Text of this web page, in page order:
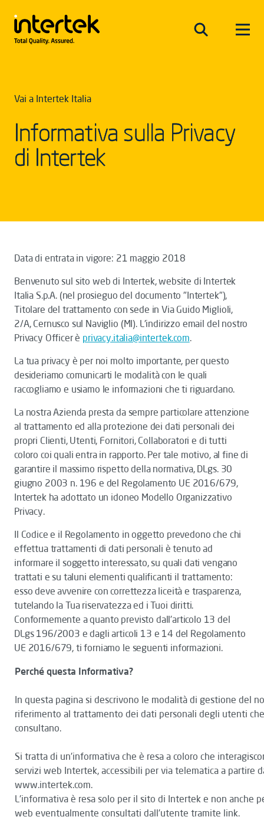
Vai a Intertek Italia
Informativa sulla Privacy
di Intertek
Data di entrata in vigore: 21 maggio 2018
Benvenuto sul sito web di Intertek, website di Intertek
Italia S.p.A. (nel prosieguo del documento "Intertek"),
Titolare del trattamento con sede in Via Guido Miglioli,
2/A, Cernusco sul Naviglio (MI). L'indirizzo email del nostro
Privacy Officer è privacy.italia@intertek.com.
La tua privacy è per noi molto importante, per questo
desideriamo comunicarti le modalità con le quali
raccogliamo e usiamo le informazioni che ti riguardano.
La nostra Azienda presta da sempre particolare attenzione
al trattamento ed alla protezione dei dati personali dei
propri Clienti, Utenti, Fornitori, Collaboratori e di tutti
coloro coi quali entra in rapporto. Per tale motivo, al fine di
garantire il massimo rispetto della normativa, DLgs. 30
giugno 2003 n. 196 e del Regolamento UE 2016/679,
Intertek ha adottato un idoneo Modello Organizzativo
Privacy.
Il Codice e il Regolamento in oggetto prevedono che chi
effettua trattamenti di dati personali è tenuto ad
informare il soggetto interessato, su quali dati vengano
trattati e su taluni elementi qualificanti il trattamento:
esso deve avvenire con correttezza liceità e trasparenza,
tutelando la Tua riservatezza ed i Tuoi diritti.
Conformemente a quanto previsto dall'articolo 13 del
DLgs 196/2003 e dagli articoli 13 e 14 del Regolamento
UE 2016/679, ti forniamo le seguenti informazioni.
Perché questa Informativa?
In questa pagina si descrivono le modalità di gestione del
riferimento al trattamento dei dati personali degli utenti
consultano.
Si tratta di un'informativa che è resa a coloro che
servizi web Intertek, accessibili per via telematica a partire
www.intertek.com.
L'informativa è resa solo per il sito di Intertek e non anche
web eventualmente consultati dall'utente tramite link.